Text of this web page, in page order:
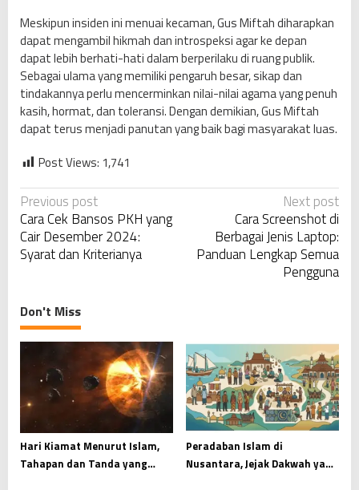
Meskipun insiden ini menuai kecaman, Gus Miftah diharapkan
dapat mengambil hikmah dan introspeksi agar ke depan
dapat lebih berhati-hati dalam berperilaku di ruang publik.
Sebagai ulama yang memiliki pengaruh besar, sikap dan
tindakannya perlu mencerminkan nilai-nilai agama yang penuh
kasih, hormat, dan toleransi. Dengan demikian, Gus Miftah
dapat terus menjadi panutan yang baik bagi masyarakat luas.
Post Views: 1,741
P
o
s
a
v
a
t
i
o
Previous post
Cara Cek Bansos PKH yang
Cair Desember 2024:
Syarat dan Kriterianya
Next post
Cara Screenshot di
Berbagai Jenis Laptop:
Panduan Lengkap Semua
Pengguna
Don't Miss
Hari Kiamat Menurut Islam,
Tahapan dan Tanda yang
Peradaban Islam di
Nusantara, Jejak Dakwah yang